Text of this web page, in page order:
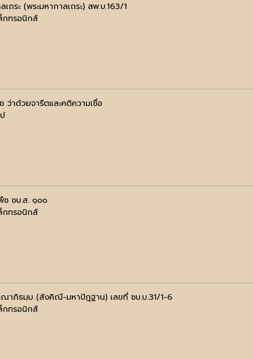
เถระ (พระมหากาลเถระ) สพ.บ.163/1
กทรอนิกส์
ว่าด้วยจารีตและคติความเชื่อ
ช ชบ.ส. ๑๐๐
กทรอนิกส์
าภิธมฺม (สังคิณี-มหาปัฎฐาน) เลขที่ ชบ.บ.31/1-6
กทรอนิกส์